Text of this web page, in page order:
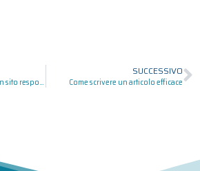
3 Buoni Motivi per avere un sito responsive
SUCCESSIVO
Come scrivere un articolo efficace